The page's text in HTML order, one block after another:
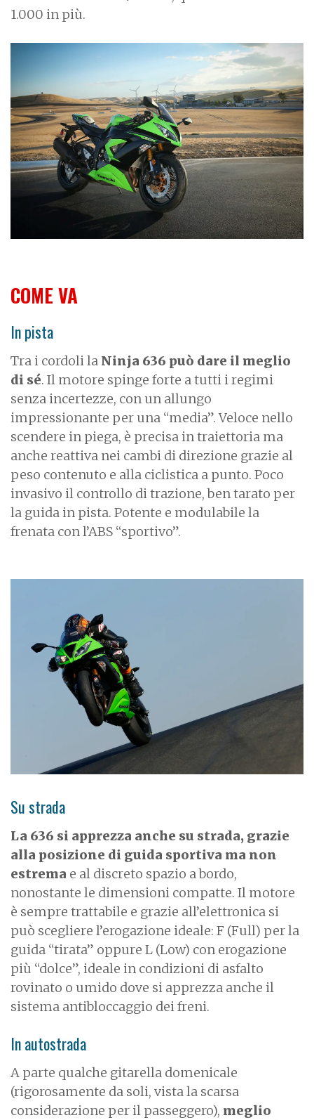
1.000 in più.
COME VA
In pista
Tra i cordoli la Ninja 636 può dare il meglio
di sé. Il motore spinge forte a tutti i regimi
senza incertezze, con un allungo
impressionante per una “media”. Veloce nello
scendere in piega, è precisa in traiettoria ma
anche reattiva nei cambi di direzione grazie al
peso contenuto e alla ciclistica a punto. Poco
invasivo il controllo di trazione, ben tarato per
la guida in pista. Potente e modulabile la
frenata con l’ABS “sportivo”.
Su strada
La 636 si apprezza anche su strada, grazie
alla posizione di guida sportiva ma non
estrema e al discreto spazio a bordo,
nonostante le dimensioni compatte. Il motore
è sempre trattabile e grazie all’elettronica si
può scegliere l’erogazione ideale: F (Full) per la
guida “tirata” oppure L (Low) con erogazione
più “dolce”, ideale in condizioni di asfalto
rovinato o umido dove si apprezza anche il
sistema antibloccaggio dei freni.
In autostrada
A parte qualche gitarella domenicale
(rigorosamente da soli, vista la scarsa
considerazione per il passeggero), meglio